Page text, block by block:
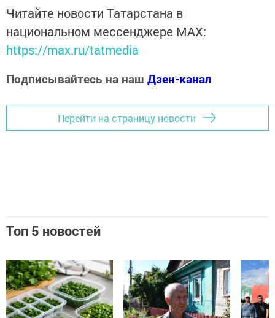
Читайте новости Татарстана в
национальном мессенджере MАХ:
https://max.ru/tatmedia
Подписывайтесь на наш Дзен-канал
Перейти на страницу новости
Топ 5 новостей